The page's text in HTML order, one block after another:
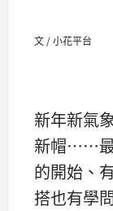
文 / 小花平台
新年新氣
新帽……最
的開始、
搭也有學